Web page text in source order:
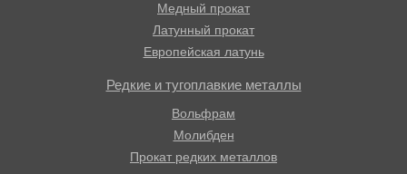
Медный прокат
Латунный прокат
Европейская латунь
Редкие и тугоплавкие металлы
Вольфрам
Молибден
Прокат редких металлов